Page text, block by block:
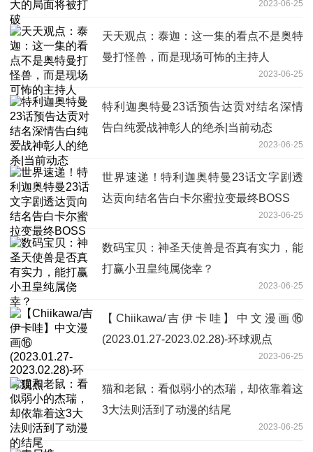
2023-06-25
天天观点：泰迦：这一集的看点不是奥特
曼打怪兽，而是现场可怖的主持人
2023-06-25
特利迦奥特曼23话预告达贡对结名深情
告白纯爱战神彰人的绝杀|当前动态
2023-06-25
世界速递！特利迦奥特曼23话文字剧透
达贡向结名告白卡尔蜜拉变最终BOSS
2023-06-25
数码宝贝：神圣天使兽是否真有实力，能
打赢小丑皇纯属侥幸？
2023-06-25
【Chiikawa/吉伊卡哇】中文漫画⑯
(2023.01.27-2023.02.28)-环球观点
2023-06-25
猫和老鼠：看似弱小的杰瑞，却依靠着这
3大法则活到了动漫的结尾
2023-06-25